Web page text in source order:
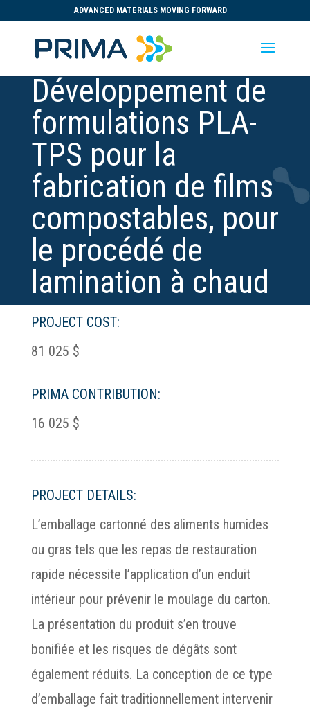
ADVANCED MATERIALS MOVING FORWARD
Développement de
formulations PLA-
TPS pour la
fabrication de films
compostables, pour
le procédé de
lamination à chaud
PROJECT COST:
81 025 $
PRIMA CONTRIBUTION:
16 025 $
PROJECT DETAILS:
L’emballage cartonné des aliments humides
ou gras tels que les repas de restauration
rapide nécessite l’application d’un enduit
intérieur pour prévenir le moulage du carton.
La présentation du produit s’en trouve
bonifiée et les risques de dégâts sont
également réduits. La conception de ce type
d’emballage fait traditionnellement intervenir